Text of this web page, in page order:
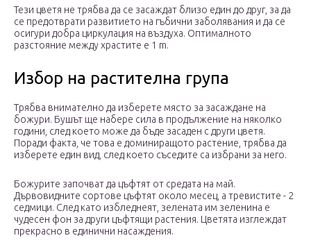
Тези цветя не трябва да се засаждат близо един до друг, за да
се предотврати развитието на гъбични заболявания и да се
осигури добра циркулация на въздуха. Оптималното
разстояние между храстите е 1 m.
Избор на растителна група
Трябва внимателно да изберете място за засаждане на
божури. Бушът ще набере сила в продължение на няколко
години, след което може да бъде засаден с други цветя.
Поради факта, че това е доминиращото растение, трябва да
изберете един вид, след което съседите са избрани за него.
Божурите започват да цъфтят от средата на май.
Дървовидните сортове цъфтят около месец, а тревистите - 2
седмици. След като избледнеят, зелената им зеленина е
чудесен фон за други цъфтящи растения. Цветята изглеждат
прекрасно в единични насаждения.